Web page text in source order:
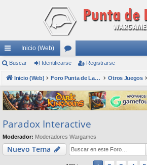
nl
ac
es
rá
pi
do
s
Inicio (Web)
or
os
Buscar Identificarse Registrarse
Inicio (Web) Foro Punta de Lanza Wargames Otros Juegos
Paradox Interactive
Moderador: Moderadores Wargames
Nuevo Tema